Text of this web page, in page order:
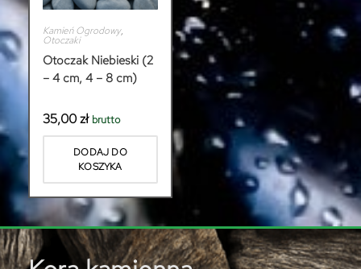
Kamień Ogrodowy,
Otoczaki
Otoczak Niebieski (2
– 4 cm, 4 – 8 cm)
35,00zł brutto
DODAJ DO
KOSZYKA